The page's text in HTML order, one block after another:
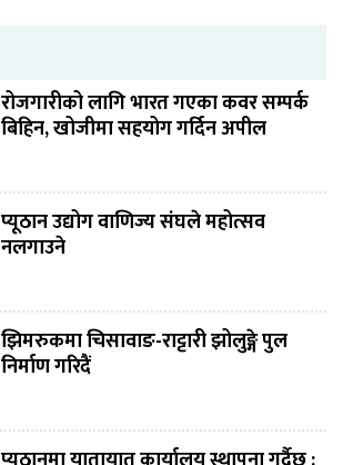
रोजगारीको लागि भारत गएका कवर सम्पर्क
बिहिन, खोजीमा सहयोग गर्दिन अपील
प्यूठान उद्योग वाणिज्य संघले महोत्सव
नलगाउने
झिमरुकमा चिसावाङ-राट्टारी झोलुङ्गे पुल
निर्माण गरिदैं